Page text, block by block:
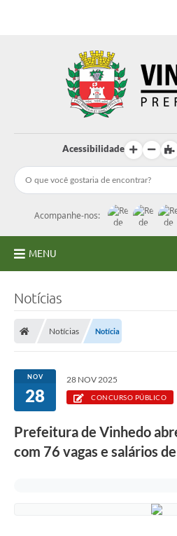
Acessibilidade
Acompanhe-nos:
MENU
Licitações
Transparência
Concursos e Processos Seletivos
Inclusão e Acessibilidade
Notícias
Notícias Notícia
NOV
28
28 NOV 2025
CONCURSO PÚBLICO
Prefeitura de Vinhedo
com 76 vagas e salários